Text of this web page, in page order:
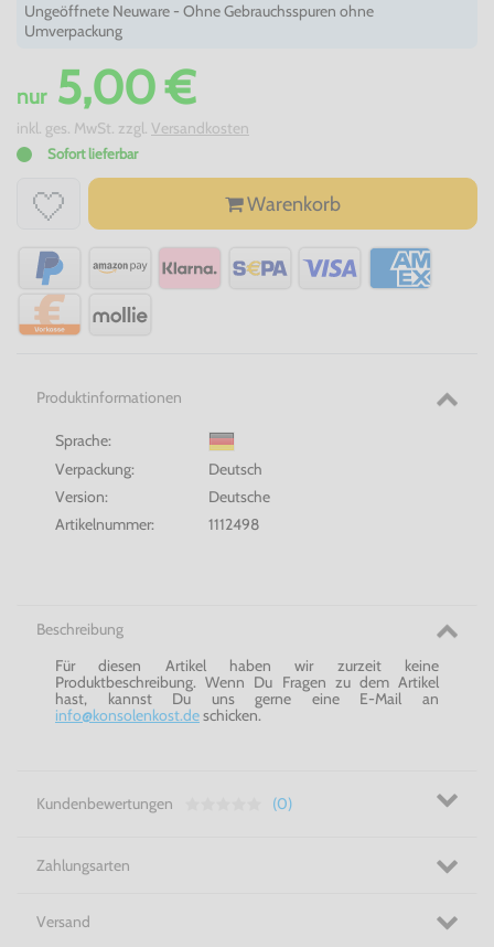
Ungeöffnete Neuware - Ohne Gebrauchsspuren ohne
Umverpackung
nur5,00 €
inkl. ges. MwSt. zzgl. Versandkosten
Sofort lieferbar
Warenkorb
Produktinformationen
Sprache:
Verpackung:
Deutsch
Version:
Deutsche
Artikelnummer:
1112498
Beschreibung
Für diesen Artikel haben wir zurzeit keine
Produktbeschreibung. Wenn Du Fragen zu dem Artikel
hast, kannst Du uns gerne eine E-Mail an
info@konsolenkost.deschicken.
Kundenbewertungen (0)
Zahlungsarten
Versand